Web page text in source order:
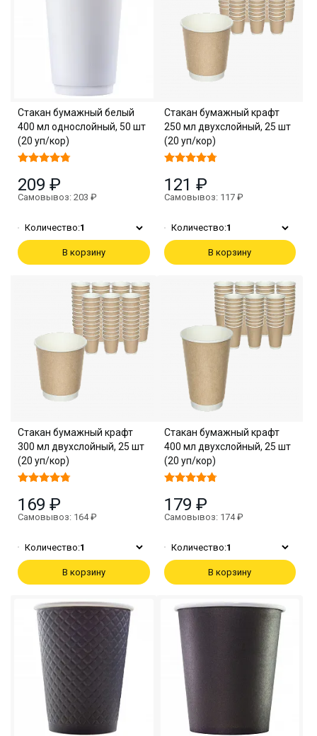
Стакан бумажный белый
400 мл однослойный, 50 шт
(20 уп/кор)
209 ₽
Самовывоз: 203 ₽
Количество:1
В корзину
Стакан бумажный крафт
250 мл двухслойный, 25 шт
(20 уп/кор)
121 ₽
Самовывоз: 117 ₽
Количество:1
В корзину
Стакан бумажный крафт
300 мл двухслойный, 25 шт
(20 уп/кор)
169 ₽
Самовывоз: 164 ₽
Количество:1
В корзину
Стакан бумажный крафт
400 мл двухслойный, 25 шт
(20 уп/кор)
179 ₽
Самовывоз: 174 ₽
Количество:1
В корзину